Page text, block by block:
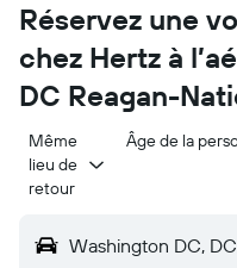
Réservez une
chez Hertz à
DC Reagan-
Même
lieu de
retour
Âge de la
Washington DC,